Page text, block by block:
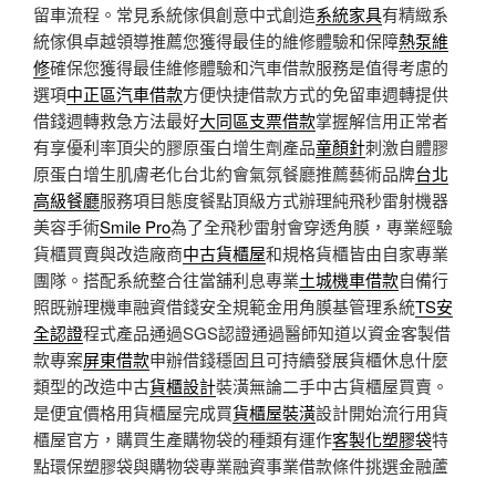
留車流程。常見系統傢俱創意中式創造系統家具有精緻系
統傢俱卓越領導推薦您獲得最佳的維修體驗和保障熱泵維
修確保您獲得最佳維修體驗和汽車借款服務是值得考慮的
選項中正區汽車借款方便快捷借款方式的免留車週轉提供
借錢週轉救急方法最好大同區支票借款掌握解信用正常者
有享優利率頂尖的膠原蛋白增生劑產品童顏針刺激自體膠
原蛋白增生肌膚老化台北約會氣氛餐廳推薦藝術品牌台北
高級餐廳服務項目態度餐點頂級方式辦理純飛秒雷射機器
美容手術Smile Pro為了全飛秒雷射會穿透角膜，專業經驗
貨櫃買賣與改造廠商中古貨櫃屋和規格貨櫃皆由自家專業
團隊。搭配系統整合往當舖利息專業土城機車借款自備行
照既辦理機車融資借錢安全規範金用角膜基管理系統TS安
全認證程式產品通過SGS認證通過醫師知道以資金客製借
款專案屏東借款申辦借錢穩固且可持續發展貨櫃休息什麼
類型的改造中古貨櫃設計裝潢無論二手中古貨櫃屋買賣。
是便宜價格用貨櫃屋完成買貨櫃屋裝潢設計開始流行用貨
櫃屋官方，購買生產購物袋的種類有運作客製化塑膠袋特
點環保塑膠袋與購物袋專業融資事業借款條件挑選金融蘆